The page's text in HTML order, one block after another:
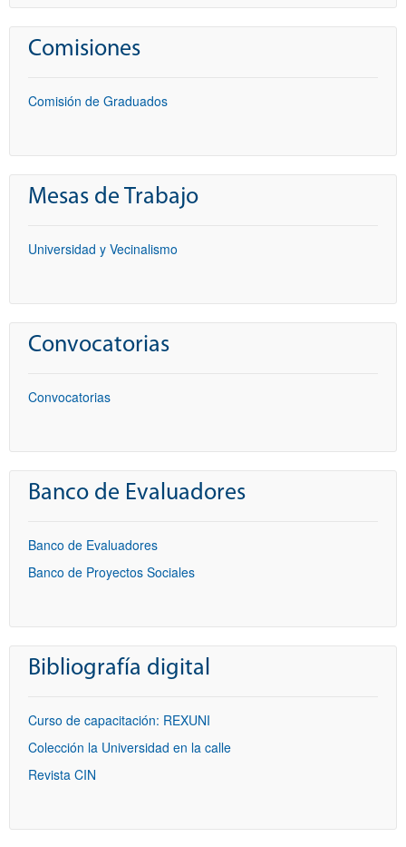
Comisiones
Comisión de Graduados
Mesas de Trabajo
Universidad y Vecinalismo
Convocatorias
Convocatorias
Banco de Evaluadores
Banco de Evaluadores
Banco de Proyectos Sociales
Bibliografía digital
Curso de capacitación: REXUNI
Colección la Universidad en la calle
Revista CIN